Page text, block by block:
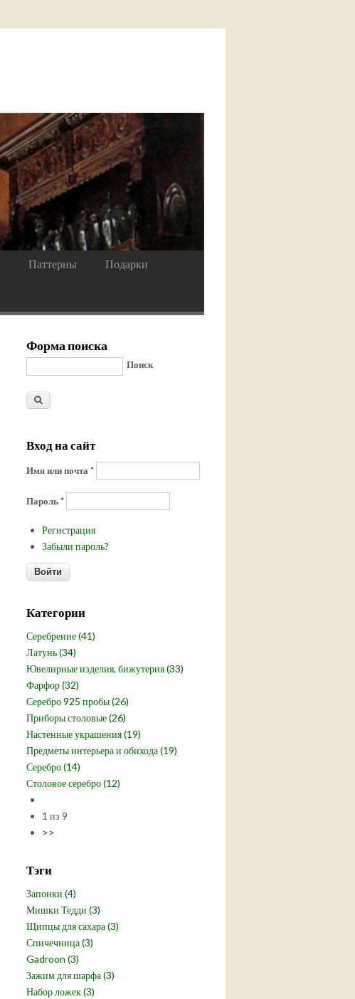
Паттерны Подарки
Форма поиска
Поиск
Вход на сайт
Имя или почта *
Пароль*
Регистрация
Забыли пароль?
Категории
Серебрение (41)
Латунь (34)
Ювелирные изделия, бижутерия (33)
Фарфор (32)
Серебро 925 пробы (26)
Приборы столовые (26)
Настенные украшения (19)
Предметы интерьера и обихода (19)
Серебро (14)
Столовое серебро (12)
1 из 9
>>
Тэги
Запонки (4)
Мишки Тедди (3)
Щипцы для сахара (3)
Спичечница (3)
Gadroon (3)
Зажим для шарфа (3)
Набор ложек (3)